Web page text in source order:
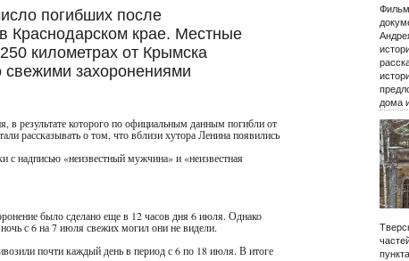
погибших после
Краснодарском крае. Местные
километрах от Крымска
свежими захоронениями
в результате которого по официальным данным погибли от
рассказывать о том, что вблизи хутора Ленина появились
надписью «неизвестный мужчина» и «неизвестная
было сделано еще в 12 часов дня 6 июля. Однако
с 6 на 7 июля свежих могил они не видели.
почти каждый день в период с 6 по 18 июля. В итоге
дома